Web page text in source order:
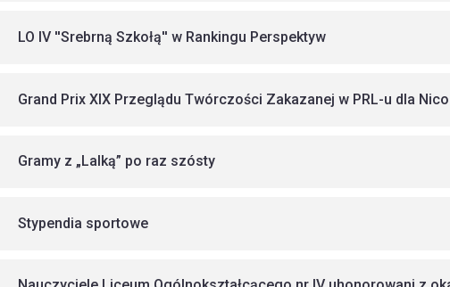
LO IV ''Srebrną Szkołą'' w Rankingu Perspektyw
Grand Prix XIX Przeglądu Twórczości Zakazanej w PRL-u dla
Gramy z „Lalką” po raz szósty
Stypendia sportowe